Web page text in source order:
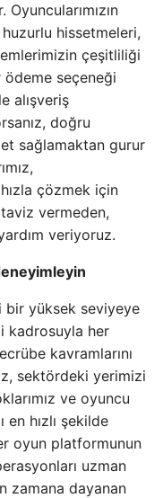
hissetmeleri,
çeşitliliği
seçeneği
alışveriş
doğru
sağlamaktan gurur
çözmek için
taviz vermeden,
veriyoruz.
bir yüksek seviyeye
kadrosuyla her
kavramlarını
sektördeki yerimizi
ve oyuncu
en hızlı şekilde
oyun platformunun
uzman
zamana dayanan